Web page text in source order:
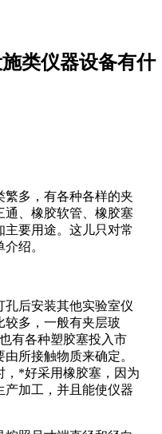
类仪器设备有什
繁多，有各种各样的夹
通、橡胶软管、橡胶塞
主要用途。这儿只对常
绍。
孔后安装其他实验室仪
较多，一般有夹层玻
有各种塑胶塞投入市
所接触物质来确定。
，*好采用橡胶塞，因为
产加工，并且能使仪器